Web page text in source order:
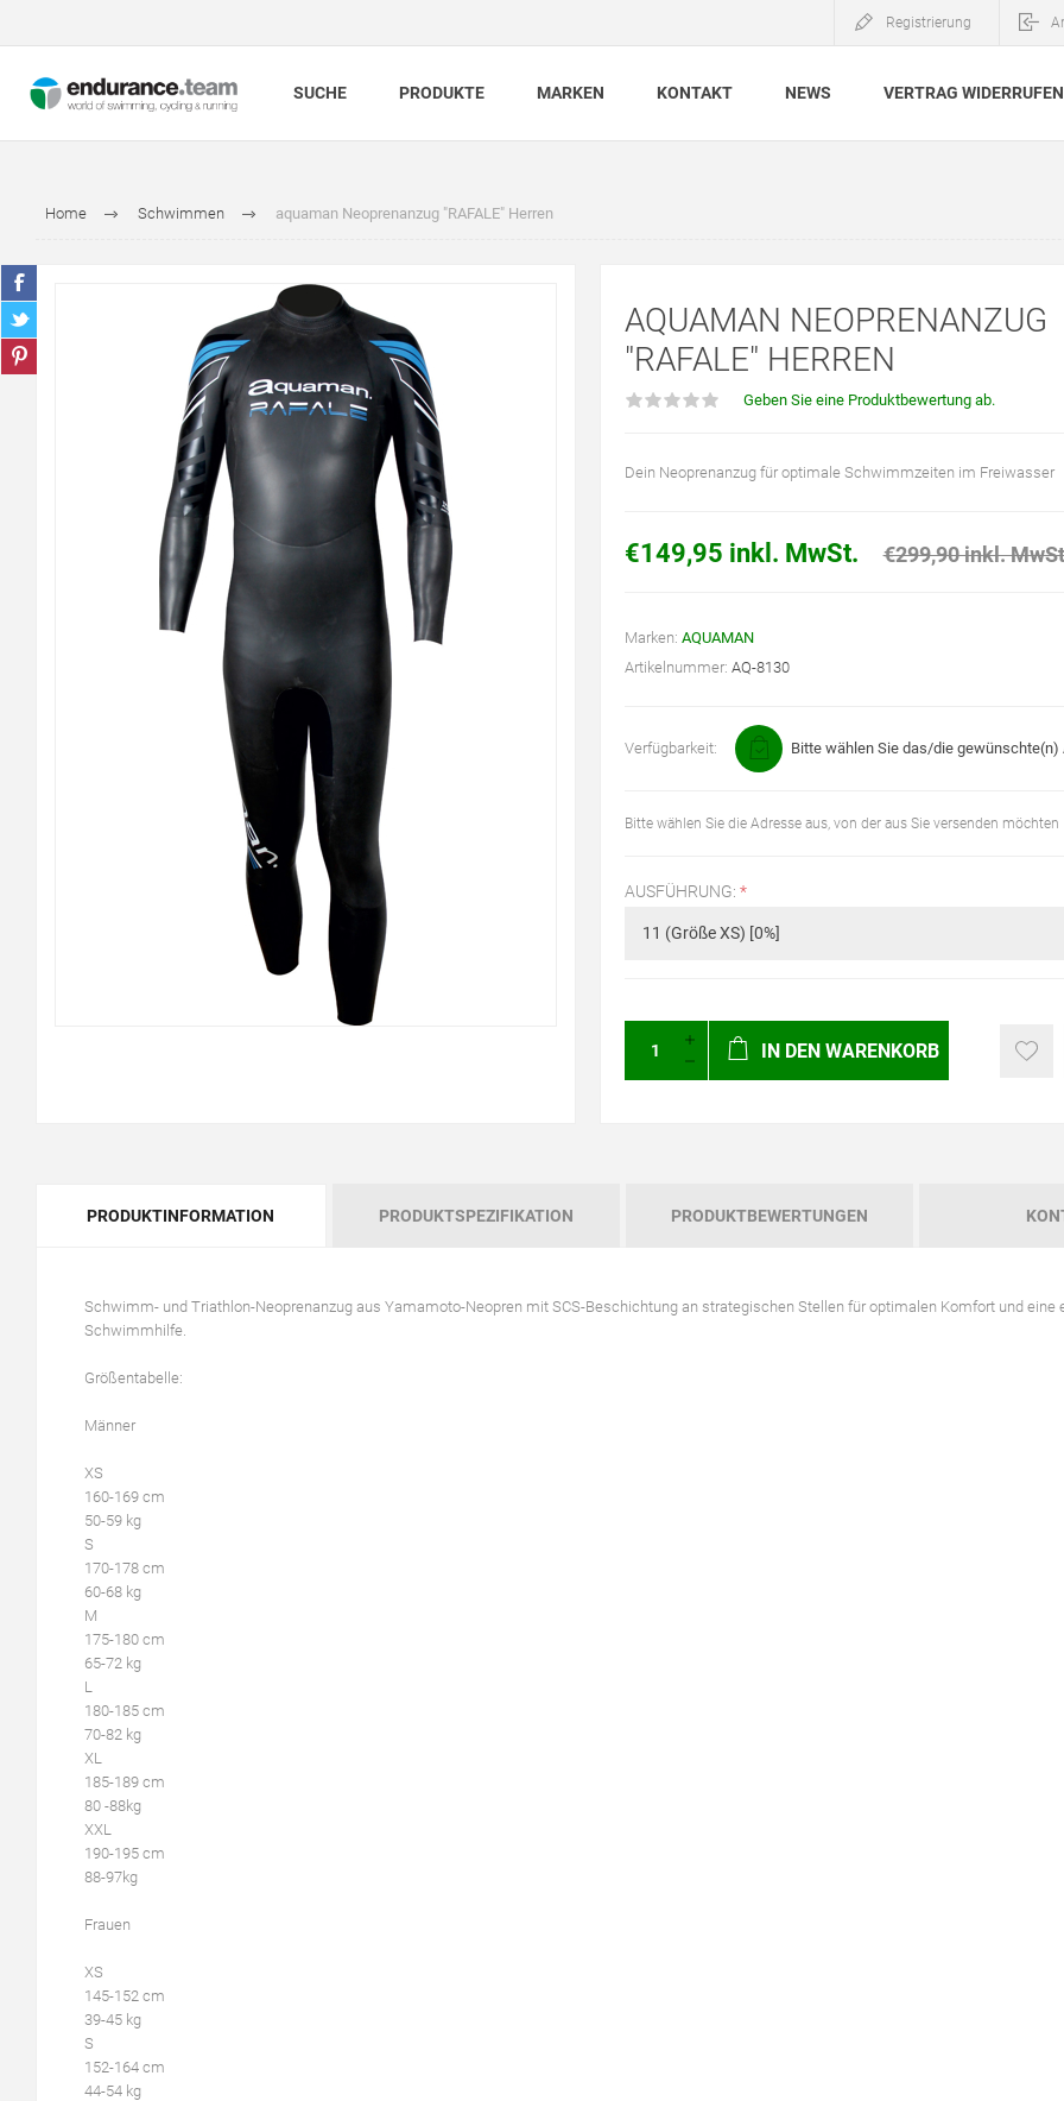
Registrierung
SUCHE PRODUKTE MARKEN KONTAKT NEWS VERTRAG WIDERRUFEN
Home Schwimmen aquaman Neoprenanzug "RAFALE" Herren
AQUAMAN NEOPRENANZUG
"RAFALE" HERREN
Geben Sie eine Produktbewertung ab.
Dein Neoprenanzug für optimale Schwimmzeiten im Freiwasser
€149,95 inkl. MwSt. €299,90 inkl.
Marken: AQUAMAN
Artikelnummer: AQ-8130
Verfügbarkeit: Bitte wählen Sie das/die gewünschte(n)
Bitte wählen Sie die Adresse aus, von der aus Sie versenden möchten
AUSFÜHRUNG: *
IN DEN WARENKORB
PRODUKTINFORMATION PRODUKTSPEZIFIKATION PRODUKTBEWERTUNGEN
Schwimm- und Triathlon-Neoprenanzug aus Yamamoto-Neopren mit SCS-Beschichtung an strategischen Stellen für optimalen Komfort und eine
Schwimmhilfe.
Größentabelle:
Männer
XS
160-169 cm
50-59 kg
S
170-178 cm
60-68 kg
M
175-180 cm
65-72 kg
L
180-185 cm
70-82 kg
XL
185-189 cm
80 -88kg
XXL
190-195 cm
88-97kg
Frauen
XS
145-152 cm
39-45 kg
S
152-164 cm
44-54 kg